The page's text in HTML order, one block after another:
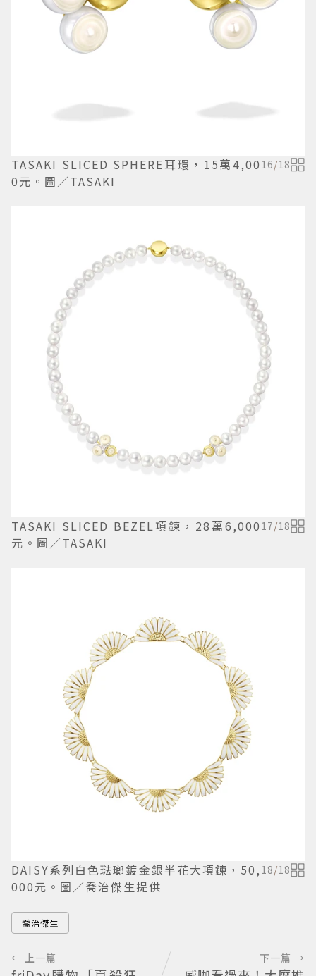
TASAKI SLICED SPHERE耳環，15萬4,00
0元。圖／TASAKI
16/18
TASAKI SLICED BEZEL項鍊，28萬6,000
元。圖／TASAKI
17/18
DAISY系列白色琺瑯鍍金銀半花大項鍊，50,
000元。圖／喬治傑生提供
18/18
喬治傑生
← 上一篇 下一篇 →